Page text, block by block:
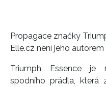
Propagace značky
Elle.cz není jeho
Triumph Essence je
spodního prádla, která